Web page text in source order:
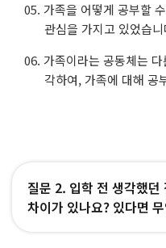
가족을 어떻게 공부할
관심을 가지고 있었습니
가족이라는 공동체는
각하여, 가족에 대해 공
질문 2. 입학 전 생각했
차이가 있나요? 있다면